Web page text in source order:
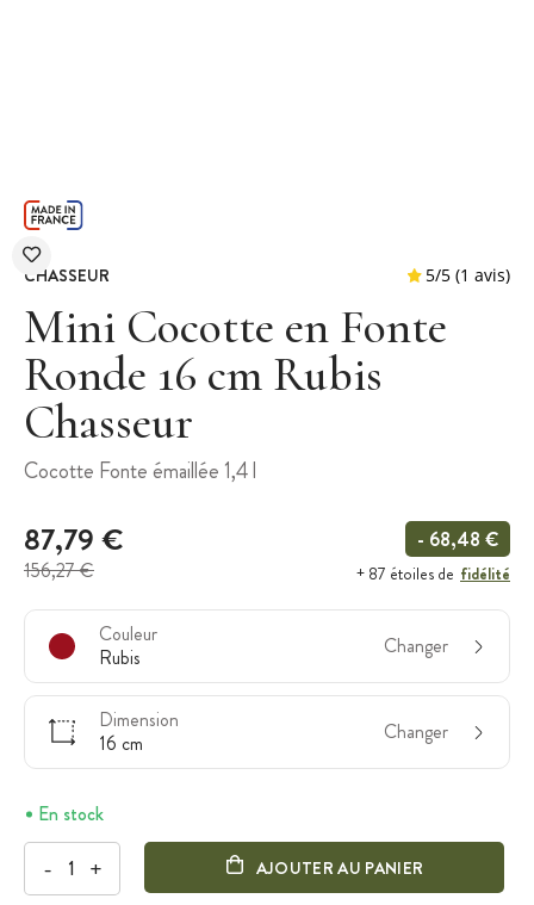
CHASSEUR
Mini Cocotte en Fonte
Ronde 16 cm Rubis
Chasseur
Cocotte Fonte émaillée 1,4 l
87,79 €
156,27 €
- 68,48 €
+ 87 étoiles de fidélité
Couleur
Rubis
Changer
Dimension
16 cm
Changer
En stock
- + AJOUTER AU PANIER